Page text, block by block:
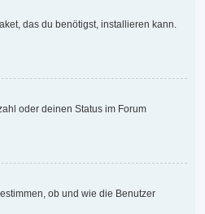
das du benötigst, installieren kann.
oder deinen Status im Forum
ob und wie die Benutzer